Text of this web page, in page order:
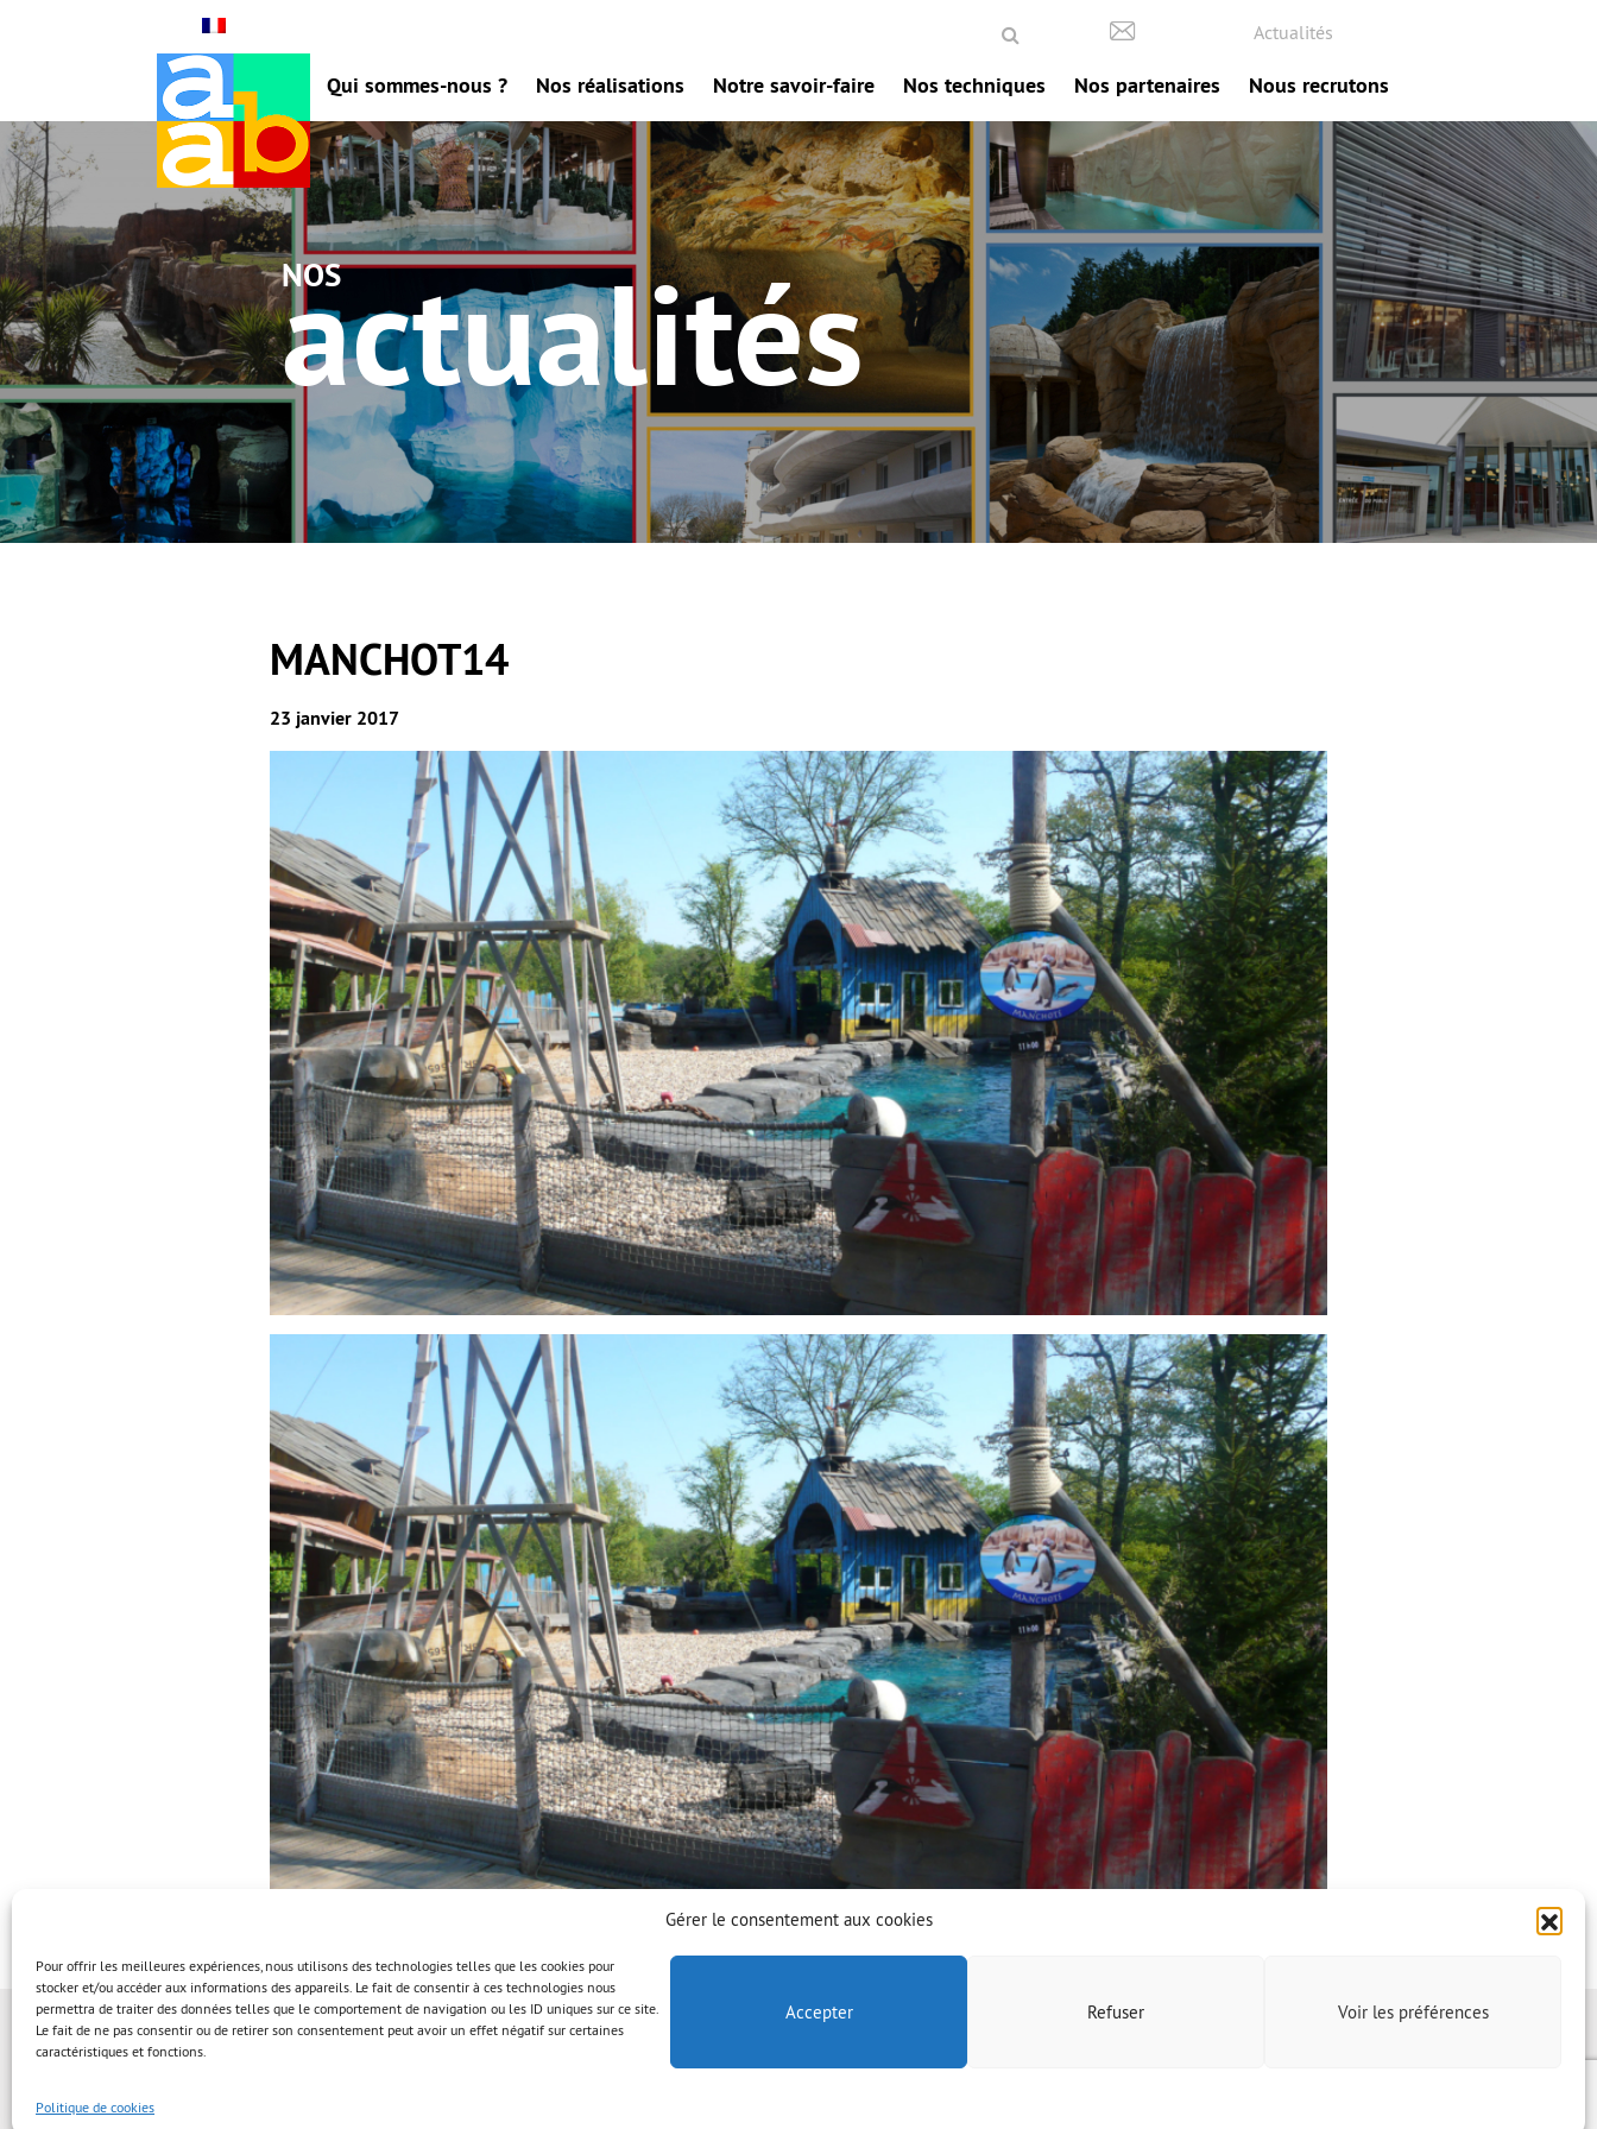
Gérer le consentement aux cookies
Pour offrir les meilleures expériences, nous utilisons des technologies telles que les cookies pour
stocker et/ou accéder aux informations des appareils. Le fait de consentir à ces technologies nous
permettra de traiter des données telles que le comportement de navigation ou les ID uniques sur ce site.
Le fait de ne pas consentir ou de retirer son consentement peut avoir un effet négatif sur certaines
caractéristiques et fonctions.
Accepter Refuser Voir les préférences
Politique de cookies
Actualités
Qui sommes-nous ? Nos réalisations Notre savoir-faire Nos techniques Nos partenaires Nous recrutons
nos
actualités
MANCHOT14
23 janvier 2017